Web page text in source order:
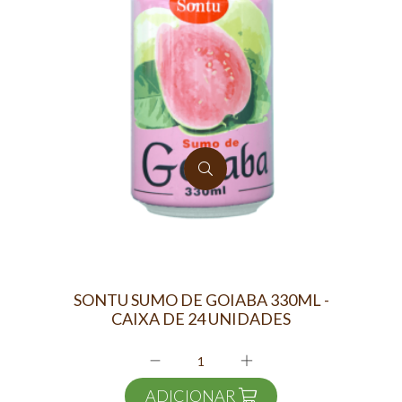
SONTU SUMO DE GOIABA 330ML -
CAIXA DE 24 UNIDADES
ADICIONAR